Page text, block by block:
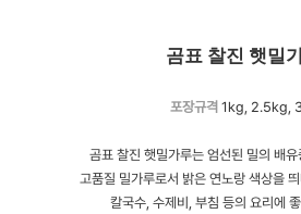
곰표 찰진 햇밀
포장규격 1kg, 2.5kg,
곰표 찰진 햇밀가루는 엄선된 밀의 배
고품질 밀가루로서 밝은 연노랑 색상을
칼국수, 수제비, 부침 등의 요리에